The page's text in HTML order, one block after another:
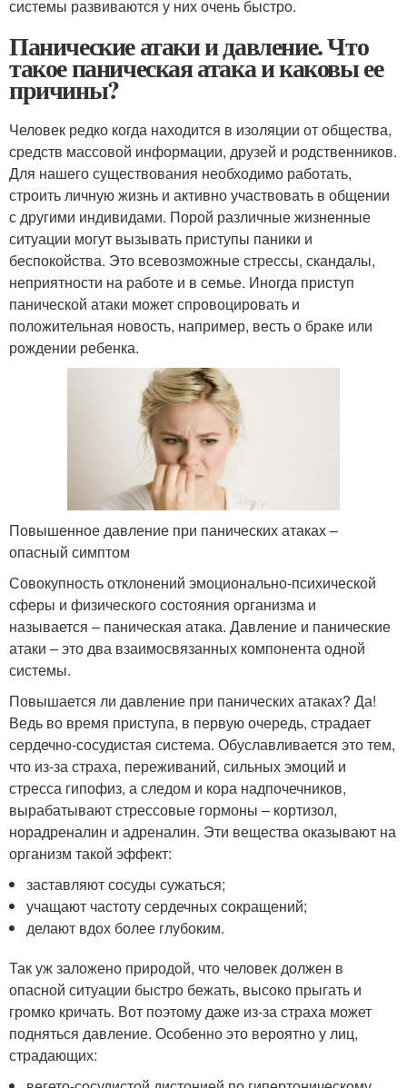
системы развиваются у них очень быстро.
Панические атаки и давление. Что
такое паническая атака и каковы ее
причины?
Человек редко когда находится в изоляции от общества,
средств массовой информации, друзей и родственников.
Для нашего существования необходимо работать,
строить личную жизнь и активно участвовать в общении
с другими индивидами. Порой различные жизненные
ситуации могут вызывать приступы паники и
беспокойства. Это всевозможные стрессы, скандалы,
неприятности на работе и в семье. Иногда приступ
панической атаки может спровоцировать и
положительная новость, например, весть о браке или
рождении ребенка.
Повышенное давление при панических атаках –
опасный симптом
Совокупность отклонений эмоционально-психической
сферы и физического состояния организма и
называется – паническая атака. Давление и панические
атаки – это два взаимосвязанных компонента одной
системы.
Повышается ли давление при панических атаках? Да!
Ведь во время приступа, в первую очередь, страдает
сердечно-сосудистая система. Обуславливается это тем,
что из-за страха, переживаний, сильных эмоций и
стресса гипофиз, а следом и кора надпочечников,
вырабатывают стрессовые гормоны – кортизол,
норадреналин и адреналин. Эти вещества оказывают на
организм такой эффект:
заставляют сосуды сужаться;
учащают частоту сердечных сокращений;
делают вдох более глубоким.
Так уж заложено природой, что человек должен в
опасной ситуации быстро бежать, высоко прыгать и
громко кричать. Вот поэтому даже из-за страха может
подняться давление. Особенно это вероятно у лиц,
страдающих: